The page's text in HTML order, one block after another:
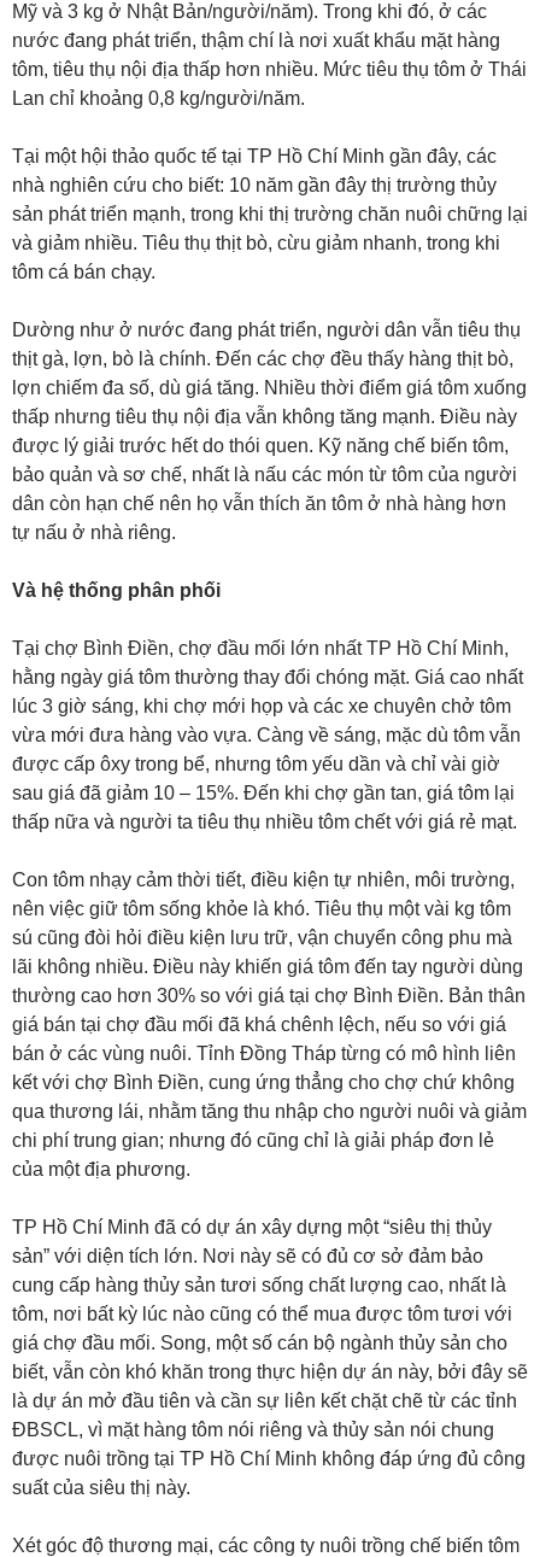
Mỹ và 3 kg ở Nhật Bản/người/năm). Trong khi đó, ở các
nước đang phát triển, thậm chí là nơi xuất khẩu mặt hàng
tôm, tiêu thụ nội địa thấp hơn nhiều. Mức tiêu thụ tôm ở Thái
Lan chỉ khoảng 0,8 kg/người/năm.
Tại một hội thảo quốc tế tại TP Hồ Chí Minh gần đây, các
nhà nghiên cứu cho biết: 10 năm gần đây thị trường thủy
sản phát triển mạnh, trong khi thị trường chăn nuôi chững lại
và giảm nhiều. Tiêu thụ thịt bò, cừu giảm nhanh, trong khi
tôm cá bán chạy.
Dường như ở nước đang phát triển, người dân vẫn tiêu thụ
thịt gà, lợn, bò là chính. Đến các chợ đều thấy hàng thịt bò,
lợn chiếm đa số, dù giá tăng. Nhiều thời điểm giá tôm xuống
thấp nhưng tiêu thụ nội địa vẫn không tăng mạnh. Điều này
được lý giải trước hết do thói quen. Kỹ năng chế biến tôm,
bảo quản và sơ chế, nhất là nấu các món từ tôm của người
dân còn hạn chế nên họ vẫn thích ăn tôm ở nhà hàng hơn
tự nấu ở nhà riêng.
Và hệ thống phân phối
Tại chợ Bình Điền, chợ đầu mối lớn nhất TP Hồ Chí Minh,
hằng ngày giá tôm thường thay đổi chóng mặt. Giá cao nhất
lúc 3 giờ sáng, khi chợ mới họp và các xe chuyên chở tôm
vừa mới đưa hàng vào vựa. Càng về sáng, mặc dù tôm vẫn
được cấp ôxy trong bể, nhưng tôm yếu dần và chỉ vài giờ
sau giá đã giảm 10 – 15%. Đến khi chợ gần tan, giá tôm lại
thấp nữa và người ta tiêu thụ nhiều tôm chết với giá rẻ mạt.
Con tôm nhạy cảm thời tiết, điều kiện tự nhiên, môi trường,
nên việc giữ tôm sống khỏe là khó. Tiêu thụ một vài kg tôm
sú cũng đòi hỏi điều kiện lưu trữ, vận chuyển công phu mà
lãi không nhiều. Điều này khiến giá tôm đến tay người dùng
thường cao hơn 30% so với giá tại chợ Bình Điền. Bản thân
giá bán tại chợ đầu mối đã khá chênh lệch, nếu so với giá
bán ở các vùng nuôi. Tỉnh Đồng Tháp từng có mô hình liên
kết với chợ Bình Điền, cung ứng thẳng cho chợ chứ không
qua thương lái, nhằm tăng thu nhập cho người nuôi và giảm
chi phí trung gian; nhưng đó cũng chỉ là giải pháp đơn lẻ
của một địa phương.
TP Hồ Chí Minh đã có dự án xây dựng một “siêu thị thủy
sản” với diện tích lớn. Nơi này sẽ có đủ cơ sở đảm bảo
cung cấp hàng thủy sản tươi sống chất lượng cao, nhất là
tôm, nơi bất kỳ lúc nào cũng có thể mua được tôm tươi với
giá chợ đầu mối. Song, một số cán bộ ngành thủy sản cho
biết, vẫn còn khó khăn trong thực hiện dự án này, bởi đây sẽ
là dự án mở đầu tiên và cần sự liên kết chặt chẽ từ các tỉnh
ĐBSCL, vì mặt hàng tôm nói riêng và thủy sản nói chung
được nuôi trồng tại TP Hồ Chí Minh không đáp ứng đủ công
suất của siêu thị này.
Xét góc độ thương mại, các công ty nuôi trồng chế biến tôm